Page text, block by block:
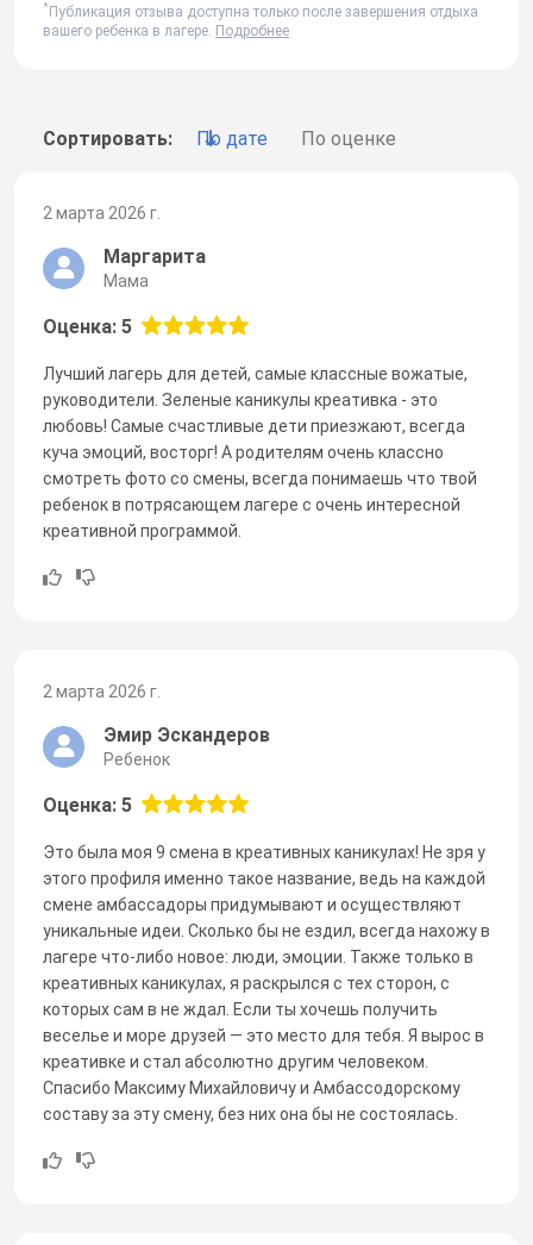
Сортировать: По дате По оценке
2 марта 2026 г.
Маргарита
Мама
Оценка: 5
Лучший лагерь для детей, самые классные вожатые,
руководители. Зеленые каникулы креативка - это
любовь! Самые счастливые дети приезжают, всегда
куча эмоций, восторг! А родителям очень классно
смотреть фото со смены, всегда понимаешь что твой
ребенок в потрясающем лагере с очень интересной
креативной программой.
2 марта 2026 г.
Эмир Эскандеров
Ребенок
Оценка: 5
Это была моя 9 смена в креативных каникулах! Не зря у
этого профиля именно такое название, ведь на каждой
смене амбассадоры придумывают и осуществляют
уникальные идеи. Сколько бы не ездил, всегда нахожу в
лагере что-либо новое: люди, эмоции. Также только в
креативных каникулах, я раскрылся с тех сторон, с
которых сам в не ждал. Если ты хочешь получить
веселье и море друзей — это место для тебя. Я вырос в
креативке и стал абсолютно другим человеком.
Спасибо Максиму Михайловичу и Амбассодорскому
составу за эту смену, без них она бы не состоялась.
* Публикация отзыва доступна только после завершения отдыха
вашего ребенка в лагере. Подробнее